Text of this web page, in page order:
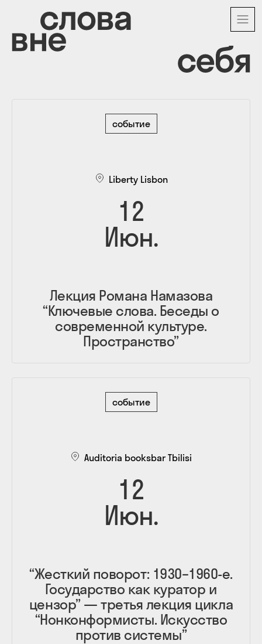
основному
содержанию
событие
Liberty Lisbon
12
Июн.
Лекция Романа Намазова
“Ключевые слова. Беседы о
современной культуре.
Пространство”
событие
Auditoria booksbar Tbilisi
12
Июн.
“Жесткий поворот: 1930–1960-е.
Государство как куратор и
цензор” — третья лекция цикла
“Нонконформисты. Искусство
против системы”